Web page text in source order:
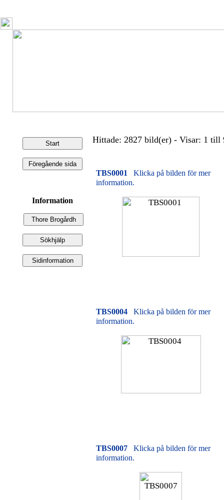
Information
Hittade: 2827 bild(er) - Visar: 1 till
TBS0001
Klicka på bilden för mer
information.
TBS0004
Klicka på bilden för mer
information.
TBS0007
Klicka på bilden för mer
information.